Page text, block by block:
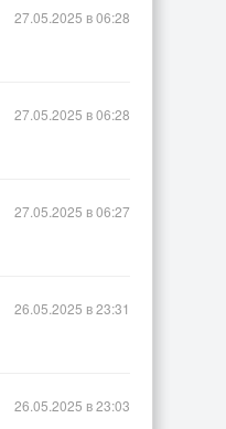
27.05.2025 в 06:28
27.05.2025 в 06:28
27.05.2025 в 06:27
26.05.2025 в 23:31
26.05.2025 в 23:03